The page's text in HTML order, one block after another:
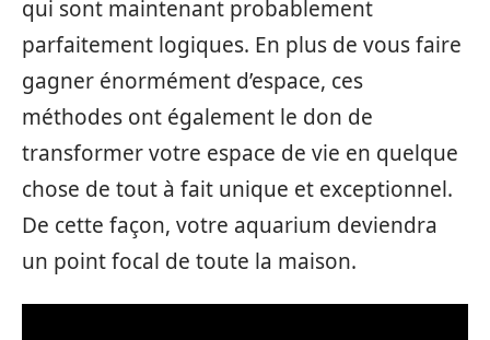
qui sont maintenant probablement
parfaitement logiques. En plus de vous faire
gagner énormément d’espace, ces
méthodes ont également le don de
transformer votre espace de vie en quelque
chose de tout à fait unique et exceptionnel.
De cette façon, votre aquarium deviendra
un point focal de toute la maison.